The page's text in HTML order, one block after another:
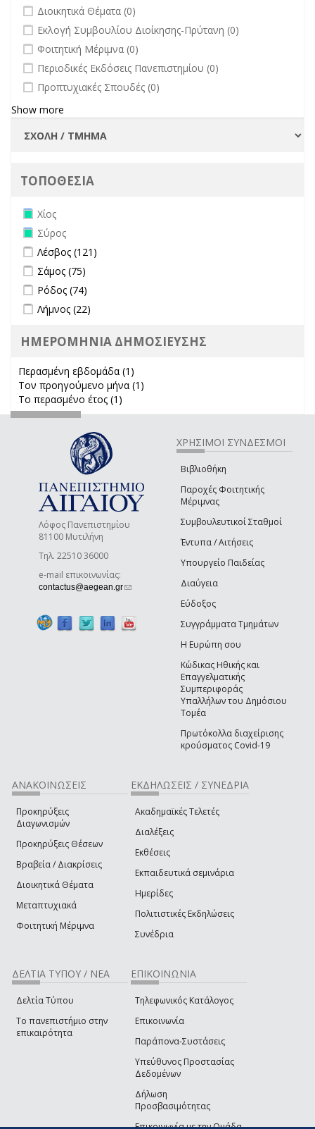
undefined
Διοικητικά Θέματα (0)
undefined
Εκλογή Συμβουλίου Διοίκησης-Πρύτανη (0)
undefined
Φοιτητική Μέριμνα (0)
undefined
Περιοδικές Εκδόσεις Πανεπιστημίου (0)
undefined
Προπτυχιακές Σπουδές (0)
Show more
ΤΟΠΟΘΕΣΙΑ
Remove Χίος filter
Χίος
Remove Σύρος filter
Σύρος
Apply Λέσβος filter
Λέσβος (121)
Apply Σάμος filter
Σάμος (75)
Apply Ρόδος filter
Ρόδος (74)
Apply Λήμνος filter
Λήμνος (22)
ΗΜΕΡΟΜΗΝΙΑ ΔΗΜΟΣΙΕΥΣΗΣ
Περασμένη εβδομάδα (1)
Τον προηγούμενο μήνα (1)
Το περασμένο έτος (1)
Λόφος Πανεπιστημίου
81100 Μυτιλήνη
Τηλ. 22510 36000
e-mail επικοινωνίας:
contactus@aegean.gr(link sends e-mail)
ΧΡΗΣΙΜΟΙ ΣΥΝΔΕΣΜΟΙ
Βιβλιοθήκη
Παροχές Φοιτητικής
Μέριμνας
Συμβουλευτικοί Σταθμοί
Έντυπα / Αιτήσεις
Υπουργείο Παιδείας
Διαύγεια
Εύδοξος
Συγγράμματα Τμημάτων
Η Ευρώπη σου
Κώδικας Ηθικής και
Επαγγελματικής
Συμπεριφοράς
Υπαλλήλων του Δημόσιου
Τομέα
Πρωτόκολλα διαχείρισης
κρούσματος Covid-19
ΑΝΑΚΟΙΝΩΣΕΙΣ
Προκηρύξεις
Διαγωνισμών
Προκηρύξεις Θέσεων
Βραβεία / Διακρίσεις
Διοικητικά Θέματα
Μεταπτυχιακά
Φοιτητική Μέριμνα
ΕΚΔΗΛΩΣΕΙΣ / ΣΥΝΕΔΡΙΑ
Ακαδημαϊκές Τελετές
Διαλέξεις
Εκθέσεις
Εκπαιδευτικά σεμινάρια
Ημερίδες
Πολιτιστικές Εκδηλώσεις
Συνέδρια
ΔΕΛΤΙΑ ΤΥΠΟΥ / ΝΕΑ
Δελτία Τύπου
Το πανεπιστήμιο στην
επικαιρότητα
ΕΠΙΚΟΙΝΩΝΙΑ
Τηλεφωνικός Κατάλογος
Επικοινωνία
Παράπονα-Συστάσεις
Υπεύθυνος Προστασίας
Δεδομένων
Δήλωση
Προσβασιμότητας